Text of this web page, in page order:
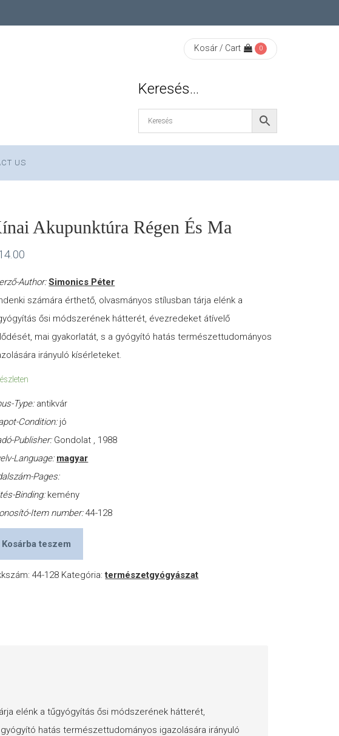
Kosár / Cart 0
Keresés…
US
Akupunktúra Régen És Ma
Author:Simonics Péter
számára érthető, olvasmányos stílusban tárja elénk a
ősi módszerének hátterét, évezredeket átívelő
mai gyakorlatát, s a gyógyító hatás természettudományos
irányuló kísérleteket.
Type: antikvár
Condition: jó
Publisher: Gondolat , 1988
Language: magyar
Pages:
Binding: kemény
Item number:44-128
Kosárba teszem
44-128 Kategória:természetgyógyászat
elénk a tűgyógyítás ősi módszerének hátterét,
hatás természettudományos igazolására irányuló